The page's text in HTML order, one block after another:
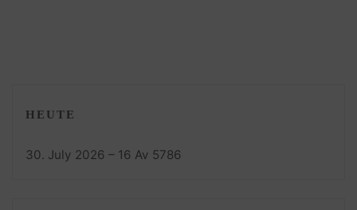
HEUTE
30. July 2026 – 16 Av 5786